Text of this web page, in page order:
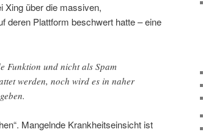
Xing über die massiven,
deren Plattform beschwert hatte – eine
Funktion und nicht als Spam
werden, noch wird es in naher
Mangelnde Krankheitseinsicht ist